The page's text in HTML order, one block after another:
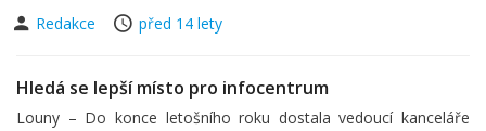
Redakce
před 14 lety
Hledá se lepší místo pro infocentrum
Louny – Do konce letošního roku dostala vedoucí kanceláře